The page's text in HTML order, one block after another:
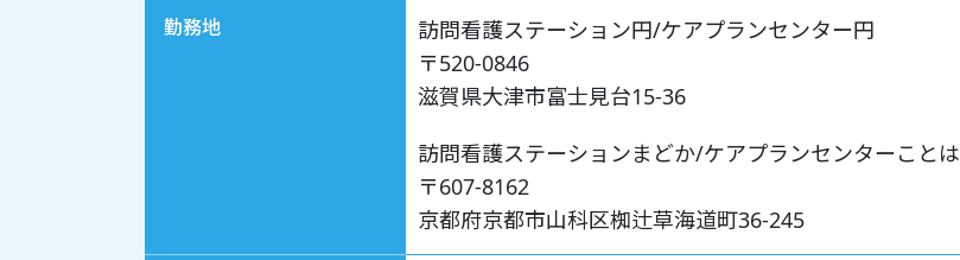
勤務地 訪問看護ステーション円/ケアプランセンター円
〒520-0846
滋賀県大津市富士見台15-36
訪問看護ステーションまどか/ケアプランセンターことは
〒607-8162
京都府京都市山科区椥辻草海道町36-245